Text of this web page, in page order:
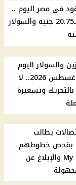
في مصر اليوم ..
بنزين 80 بـ20.75 جنيه والسولار
والسولار اليوم
السبت 8 أغسطس 2026.. لا
وتسعيرة
يطالب
بفحص خطوطهم
عبر My NTRA والإبلاغ عن